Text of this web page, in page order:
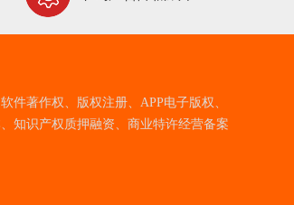
件著作权、版权注册、APP电子版权、
知识产权质押融资、商业特许经营备案